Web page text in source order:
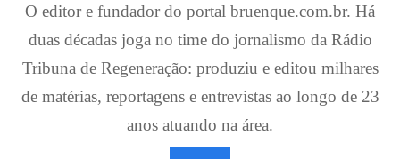
O editor e fundador do portal bruenque.com.br. Há
duas décadas joga no time do jornalismo da Rádio
Tribuna de Regeneração: produziu e editou milhares
de matérias, reportagens e entrevistas ao longo de 23
anos atuando na área.